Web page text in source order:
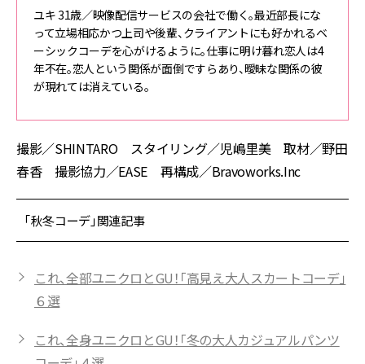
ユキ 31歳／映像配信サービスの会社で働く。最近部長にな
って立場相応かつ上司や後輩、クライアントにも好かれるベ
ーシックコーデを心がけるように。仕事に明け暮れ恋人は4
年不在。恋人という関係が面倒ですらあり、曖昧な関係の彼
が現れては消えている。
撮影／SHINTARO スタイリング／児嶋里美 取材／野田
春香 撮影協力／EASE 再構成／Bravoworks.Inc
「秋冬コーデ」関連記事
これ、全部ユニクロとGU！「高見え大人スカートコーデ」
６選
これ、全身ユニクロとGU！「冬の大人カジュアルパンツ